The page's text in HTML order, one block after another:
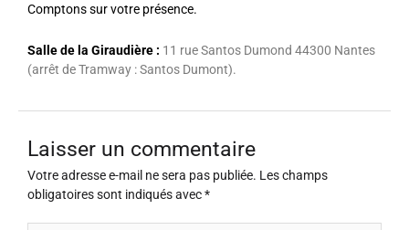
Comptons sur votre présence.
Salle de la Giraudière : 11 rue Santos Dumond 44300 Nantes
(arrêt de Tramway : Santos Dumont).
Laisser un commentaire
Votre adresse e-mail ne sera pas publiée. Les champs
obligatoires sont indiqués avec*